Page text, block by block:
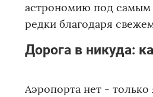
астрономию под самым
редки благодаря
Дорога в никуда:
Аэропорта нет -